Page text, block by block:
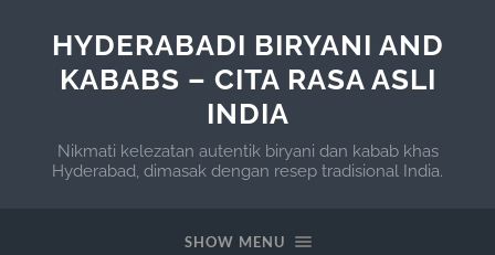
HYDERABADI BIRYANI AND
KABABS – CITA RASA ASLI
INDIA
Nikmati kelezatan autentik biryani dan kabab khas
Hyderabad, dimasak dengan resep tradisional India.
SHOW MENU